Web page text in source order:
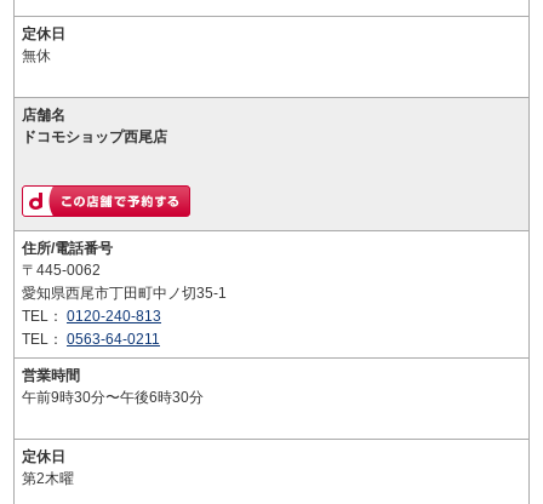
定休日
無休
店舗名
ドコモショップ西尾店
住所/電話番号
〒445-0062
愛知県西尾市丁田町中ノ切35-1
TEL： 0120-240-813
TEL： 0563-64-0211
営業時間
午前9時30分〜午後6時30分
定休日
第2木曜